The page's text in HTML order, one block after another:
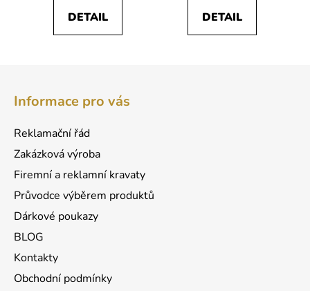
DETAIL DETAIL
Informace pro vás
Reklamační řád
Zakázková výroba
Firemní a reklamní kravaty
Průvodce výběrem produktů
Dárkové poukazy
BLOG
Kontakty
Obchodní podmínky